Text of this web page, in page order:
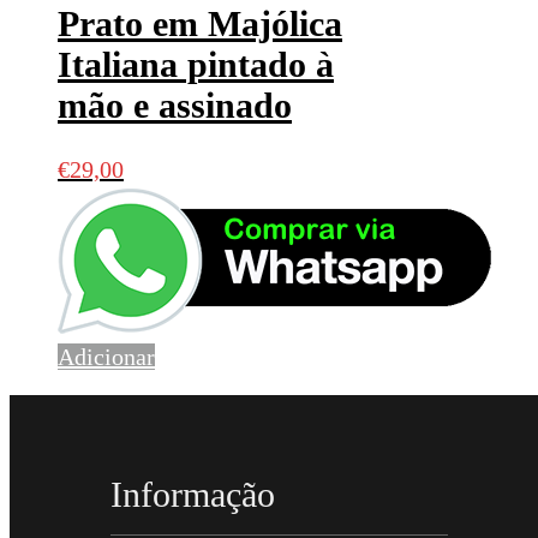
Prato em Majólica
Italiana pintado à
mão e assinado
€29,00
Adicionar
Informação